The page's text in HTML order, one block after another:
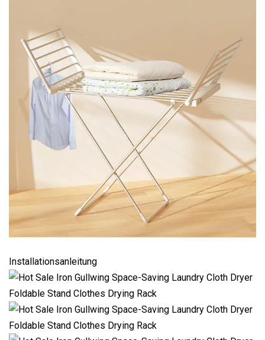
Installationsanleitung